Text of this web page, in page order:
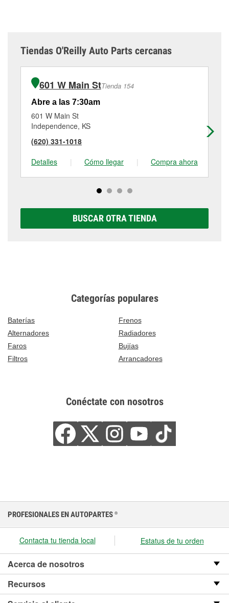
Tiendas O'Reilly Auto Parts cercanas
601 W Main StTienda 154
Abre a las 7:30am
601 W Main St
Independence, KS
(620) 331-1018
Detalles
| Cómo llegar | Compra ahora
BUSCAR OTRA TIENDA
Categorías populares
Baterías
Frenos
Alternadores
Radiadores
Faros
Bujías
Filtros
Arrancadores
Conéctate con nosotros
PROFESIONALES EN AUTOPARTES ®
Contacta tu tienda local Estatus de tu orden
Acerca de nosotros
Recursos